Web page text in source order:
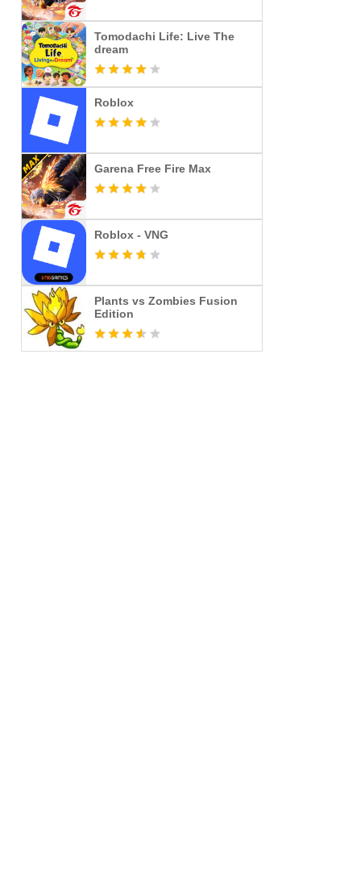
Tomodachi Life: Live The
dream
Roblox
Garena Free Fire Max
Roblox - VNG
Plants vs Zombies Fusion
Edition